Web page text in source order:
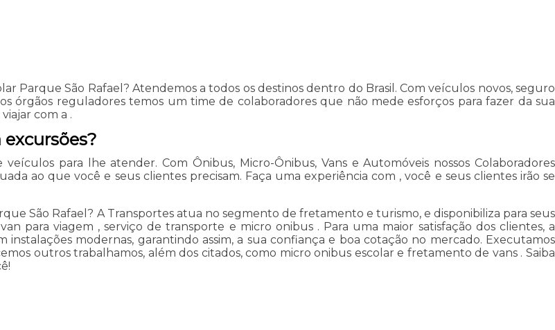
Parque São Rafael? Atendemos a todos os destinos dentro do Brasil. Com veículos novos, seguro
órgãos reguladores temos um time de colaboradores que não mede esforços para fazer da sua
com a .
para lhe atender. Com Ônibus, Micro-Ônibus, Vans e Automóveis nossos Colaboradores
ao que você e seus clientes precisam. Faça uma experiência com , você e seus clientes irão se
São Rafael? A Transportes atua no segmento de fretamento e turismo, e disponibiliza para seus
para viagem , serviço de transporte e micro onibus . Para uma maior satisfação dos clientes, a
modernas, garantindo assim, a sua confiança e boa cotação no mercado. Executamos
outros trabalhamos, além dos citados, como micro onibus escolar e fretamento de vans . Saiba